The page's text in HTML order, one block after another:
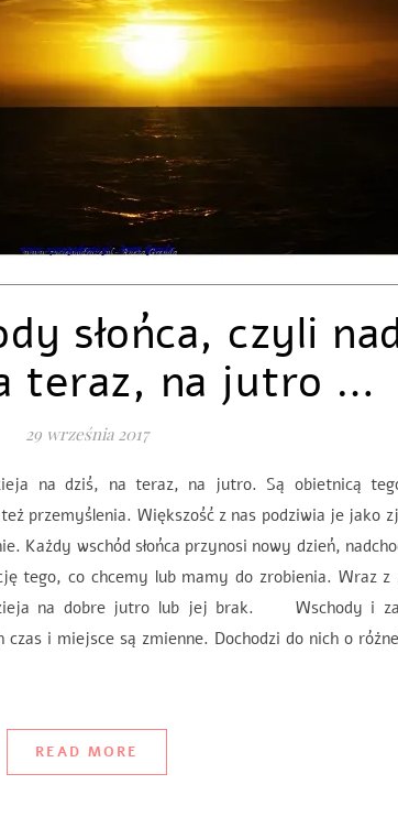
słońca, czyli
teraz, na jutro …
29 września 2017
na dziś, na teraz, na jutro. Są obietnicą
przemyślenia. Większość z nas podziwia je jako
Każdy wschód słońca przynosi nowy dzień,
tego, co chcemy lub mamy do zrobienia. Wraz z
na dobre jutro lub jej brak. Wschody i
i miejsce są zmienne. Dochodzi do nich o
READ MORE